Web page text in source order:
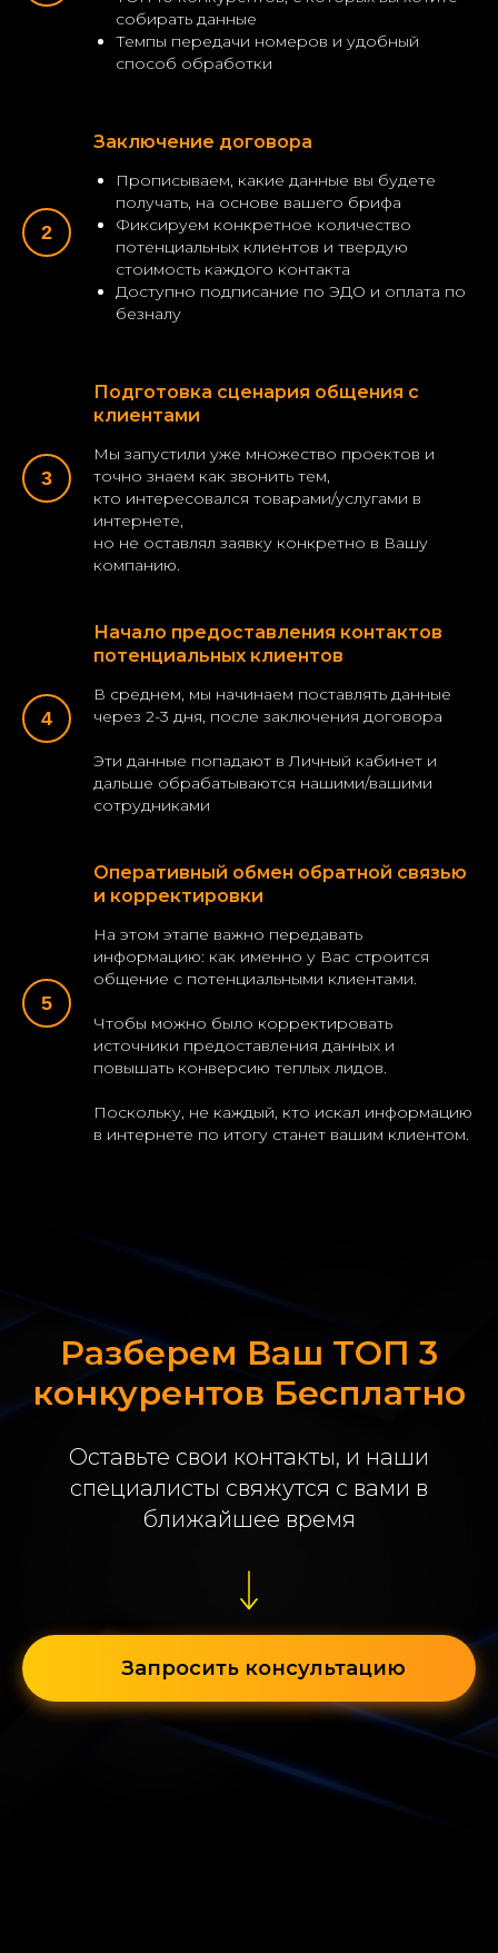
собирать данные
Темпы передачи номеров и удобный
способ обработки
Заключение договора
Прописываем, какие данные вы будете
получать, на основе вашего брифа
Фиксируем конкретное количество
потенциальных клиентов и твердую
стоимость каждого контакта
Доступно подписание по ЭДО и оплата по
безналу
Подготовка сценария общения с
клиентами
Мы запустили уже множество проектов и
точно знаем как звонить тем,
кто интересовался товарами/услугами в
интернете,
но не оставлял заявку конкретно в Вашу
компанию.
Начало предоставления контактов
потенциальных клиентов
В среднем, мы начинаем поставлять данные
через 2-3 дня, после заключения договора
Эти данные попадают в Личный кабинет и
дальше обрабатываются нашими/вашими
сотрудниками
Оперативный обмен обратной связью
и корректировки
На этом этапе важно передавать
информацию: как именно у Вас строится
общение с потенциальными клиентами.
Чтобы можно было корректировать
источники предоставления данных и
повышать конверсию теплых лидов.
Поскольку, не каждый, кто искал информацию
в интернете по итогу станет вашим клиентом.
Разберем Ваш ТОП 3
конкурентов Бесплатно
Оставьте свои контакты, и наши
специалисты свяжутся с вами в
ближайшее время
Запросить консультацию